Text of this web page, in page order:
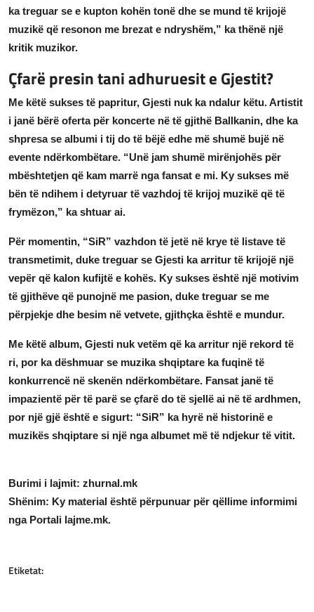
ka treguar se e kupton kohën tonë dhe se mund të krijojë
muzikë që resonon me brezat e ndryshëm,” ka thënë një
kritik muzikor.
Çfarë presin tani adhuruesit e Gjestit?
Me këtë sukses të papritur, Gjesti nuk ka ndalur këtu. Artistit
i janë bërë oferta për koncerte në të gjithë Ballkanin, dhe ka
shpresa se albumi i tij do të bëjë edhe më shumë bujë në
evente ndërkombëtare. “Unë jam shumë mirënjohës për
mbështetjen që kam marrë nga fansat e mi. Ky sukses më
bën të ndihem i detyruar të vazhdoj të krijoj muzikë që të
frymëzon,” ka shtuar ai.
Për momentin, “SiR” vazhdon të jetë në krye të listave të
transmetimit, duke treguar se Gjesti ka arritur të krijojë një
vepër që kalon kufijtë e kohës. Ky sukses është një motivim
të gjithëve që punojnë me pasion, duke treguar se me
përpjekje dhe besim në vetvete, gjithçka është e mundur.
Me këtë album, Gjesti nuk vetëm që ka arritur një rekord të
ri, por ka dëshmuar se muzika shqiptare ka fuqinë të
konkurrencë në skenën ndërkombëtare. Fansat janë të
impazientë për të parë se çfarë do të sjellë ai në të ardhmen,
por një gjë është e sigurt: “SiR” ka hyrë në historinë e
muzikës shqiptare si një nga albumet më të ndjekur të vitit.
Burimi i lajmit: zhurnal.mk
Shënim: Ky material është përpunuar për qëllime informimi
nga Portali lajme.mk.
Etiketat: